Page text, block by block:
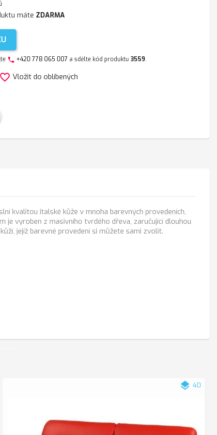
máte ZDARMA
phone +420 778 065 007 a sdělte kód produktu 3559.
favorite_border Vložit do oblíbených
kvalitou italské kůže v mnoha barevných provedeních,
je vyroben z masivního tvrdého dřeva, zaručující dlouhou
jejíž barevné provedení si můžete sami zvolit.
layers 40